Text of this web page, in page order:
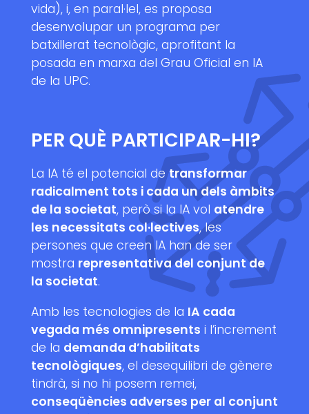
vida), i, en paral·lel, es proposa
desenvolupar un programa per
batxillerat tecnològic, aprofitant la
posada en marxa del Grau Oficial en IA
de la UPC.
PER QUÈ PARTICIPAR-HI?
La IA té el potencial detransformar
radicalment tots i cada un dels àmbits
de la societat, però si la IA vol atendre
les necessitats col·lectives, les
persones que creen IA han de ser
mostra representativa del conjunt de
la societat.
Amb les tecnologies de la IA cada
vegada més omnipresents i l’increment
de la demanda d’habilitats
tecnològiques, el desequilibri de gènere
tindrà, si no hi posem remei,
conseqüències adverses per al conjunt